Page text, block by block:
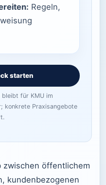
Regeln,
starten
bleibt für KMU im
konkrete Praxisangebote
zwischen öffentlichem
kundenbezogenen